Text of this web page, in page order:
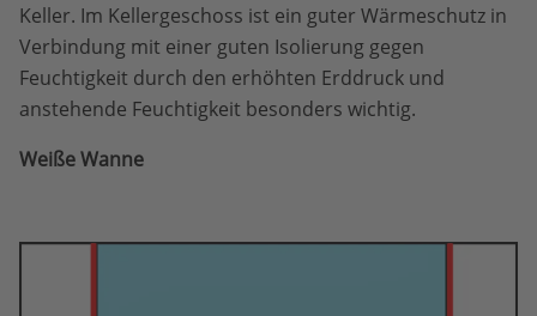
Keller. Im Kellergeschoss ist ein guter Wärmeschutz in
Verbindung mit einer guten Isolierung gegen
Feuchtigkeit durch den erhöhten Erddruck und
anstehende Feuchtigkeit besonders wichtig.
Weiße Wanne